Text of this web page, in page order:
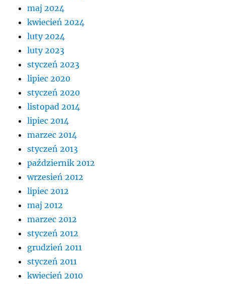
maj 2024
kwiecień 2024
luty 2024
luty 2023
styczeń 2023
lipiec 2020
styczeń 2020
listopad 2014
lipiec 2014
marzec 2014
styczeń 2013
październik 2012
wrzesień 2012
lipiec 2012
maj 2012
marzec 2012
styczeń 2012
grudzień 2011
styczeń 2011
kwiecień 2010